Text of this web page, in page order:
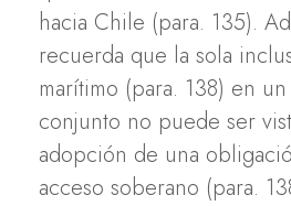
hacia Chile (para. 135).
recuerda que la sola
marítimo (para. 138) en
conjunto no puede ser
adopción de una
acceso soberano (para.